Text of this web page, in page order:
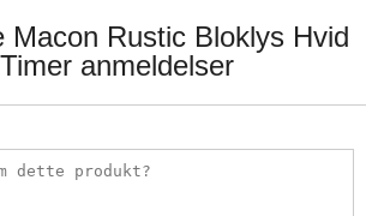
Macon Rustic Bloklys Hvid
anmeldelser